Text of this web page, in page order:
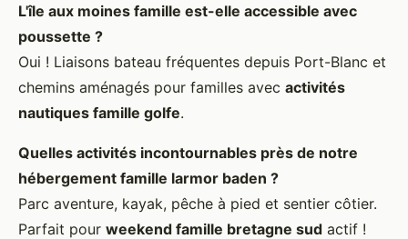
L'île aux moines famille est-elle accessible avec
poussette ?
Oui ! Liaisons bateau fréquentes depuis Port-Blanc et
chemins aménagés pour familles avec activités
nautiques famille golfe.
Quelles activités incontournables près de notre
hébergement famille larmor baden ?
Parc aventure, kayak, pêche à pied et sentier côtier.
Parfait pour weekend famille bretagne sud actif !